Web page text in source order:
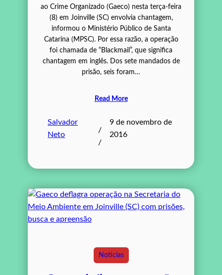
ao Crime Organizado (Gaeco) nesta terça-feira
(8) em Joinville (SC) envolvia chantagem,
informou o Ministério Público de Santa
Catarina (MPSC). Por essa razão, a operação
foi chamada de “Blackmail”, que significa
chantagem em inglês. Dos sete mandados de
prisão, seis foram…
Read More
Salvador
Neto
/
/
9 de novembro de
2016
Noticias